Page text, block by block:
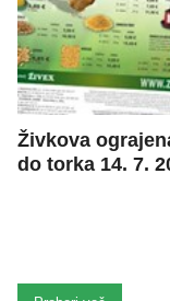
Živkova
do torka 14. 7.